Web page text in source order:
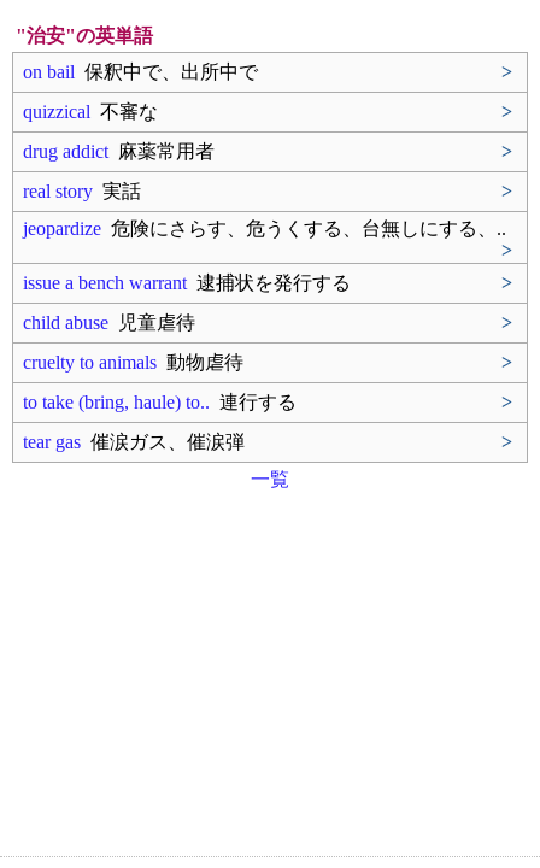
"治安"の英単語
on bail 保釈中で、出所中で
>
quizzical 不審な
>
drug addict 麻薬常用者
>
real story 実話
>
jeopardize 危険にさらす、危うくする、台無しにする、..
>
issue a bench warrant 逮捕状を発行する
>
child abuse 児童虐待
>
cruelty to animals 動物虐待
>
to take (bring, haule) to.. 連行する
>
tear gas 催涙ガス、催涙弾
>
一覧